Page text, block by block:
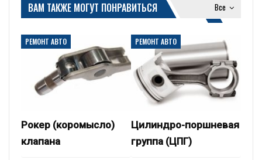
Все
ВАМ ТАКЖЕ МОГУТ ПОНРАВИТЬСЯ
РЕМОНТ АВТО
Рокер (коромысло)
клапана
РЕМОНТ АВТО
Цилиндро-поршневая
группа (ЦПГ)